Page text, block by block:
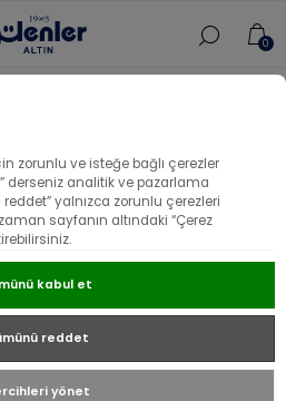
zorunlu ve isteğe bağlı çerezler
derseniz analitik ve pazarlama
yalnızca zorunlu çerezleri
sayfanın altındaki “Çerez
kabul et
reddet
yönet
0
Çift Zincirli Samanyolu Bileklik
Tasarım Çift Zincirli
Bileklik